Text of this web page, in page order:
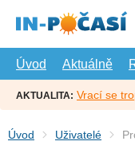
hlavní
Úvod
Aktuálně
AKTUALITA: Vrací se
Úvod Uživatelé